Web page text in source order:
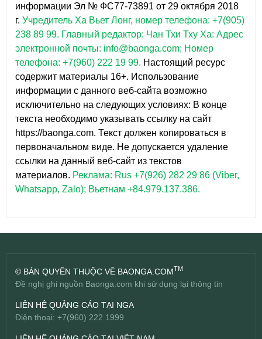
информации Эл № ФС77-73891 от 29 октября 2018
г. Учредитель Ха Вьет Лонг, номер телефона: +7(905)
238 89 99. Главный редактор: Чан Тхи Тху Ха: Адрес
электронной почты: info@baonga.com; Номер
телефона: +7(960) 222 19 99. Настоящий ресурс
содержит материалы 16+. Использование
информации с данного веб-сайта возможно
исключительно на следующих условиях: В конце
текста необходимо указывать ссылку на сайт
https://baonga.com. Текст должен копироваться в
первоначальном виде. Не допускается удаление
ссылки на данный веб-сайт из текстов
материалов. Реклама: Rus +7(926) 282 29 86 (Viber,
Whatsapp, Zalo); Вьетнам +84.979.137.386.
© BẢN QUYỀN THUỘC VỀ BAONGA.COMTM
Đề nghị ghi nguồn Baonga.com khi sử dụng lại thông tin
LIÊN HỆ QUẢNG CÁO TẠI NGA
Điện thoại: +7(960) 222 1999